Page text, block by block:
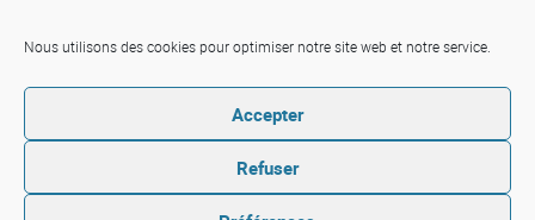
Nous utilisons des cookies pour optimiser notre site web et notre service.
Accepter
Refuser
JE SOUHAITE
Etre aidé
Ecrire à un prêtre